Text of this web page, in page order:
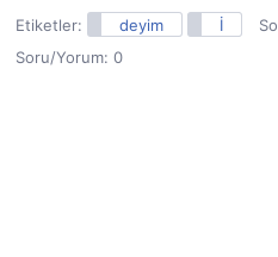
Etiketler: deyim İ
Soru/Yorum: 0